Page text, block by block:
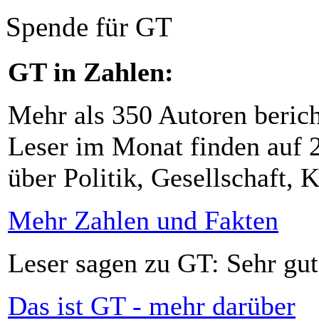
Spende für GT
GT in Zahlen:
Mehr als 350 Autoren
Leser im Monat finden auf
über Politik, Gesellschaft,
Mehr Zahlen und Fakten
Leser sagen zu GT: Sehr
Das ist GT - mehr darüber